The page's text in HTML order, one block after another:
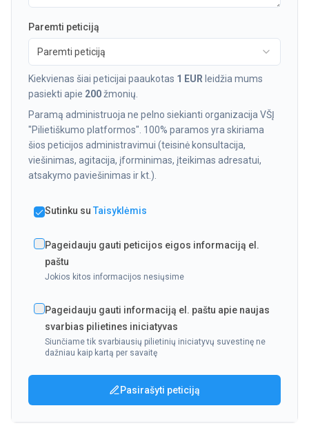
Paremti peticiją
Paremti peticiją
Kiekvienas šiai peticijai paaukotas 1 EUR leidžia mums
pasiekti apie 200žmonių.
Paramą administruoja ne pelno siekianti organizacija VŠĮ
"Pilietiškumo platformos". 100% paramos yra skiriama
šios peticijos administravimui (teisinė konsultacija,
viešinimas, agitacija, įforminimas, įteikimas adresatui,
atsakymo paviešinimas ir kt.).
Sutinku su Taisyklėmis
Pageidauju gauti peticijos eigos informaciją el.
paštu
Jokios kitos informacijos nesiųsime
Pageidauju gauti informaciją el. paštu apie naujas
svarbias pilietines iniciatyvas
Siunčiame tik svarbiausių pilietinių iniciatyvų suvestinę ne
dažniau kaip kartą per savaitę
Pasirašyti peticiją